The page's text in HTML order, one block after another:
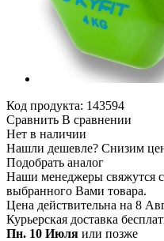
Код продукта: 143594
Сравнить В сравнении
Нет в наличии
Нашли дешевле? Снизим
Подобрать аналог
Наши менеджеры свяжутся
выбранного Вами товара.
Цена действительна на 8
Курьерская доставка
Пн. 10 Июля или позже